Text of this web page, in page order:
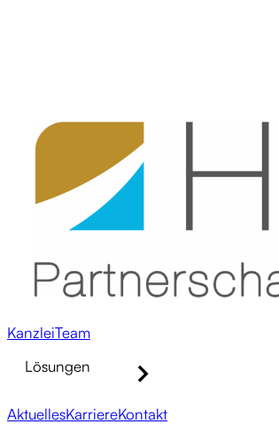
KanzleiTeam
Lösungen
AktuellesKarriereKontakt